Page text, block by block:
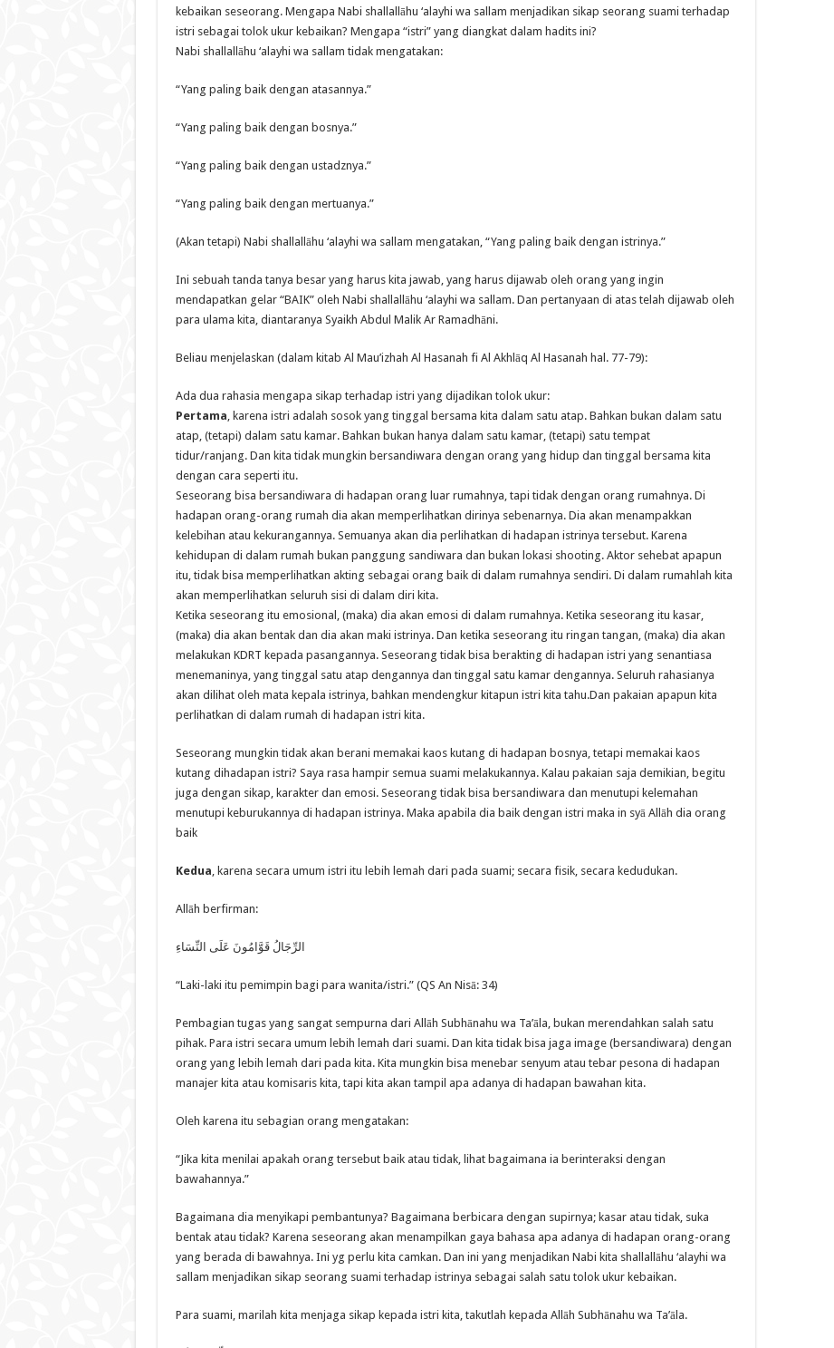
kebaikan seseorang. Mengapa Nabi shallallāhu ‘alayhi wa sallam menjadikan sikap seorang suami terhadap
istri sebagai tolok ukur kebaikan? Mengapa “istri” yang diangkat dalam hadits ini?
Nabi shallallāhu ‘alayhi wa sallam tidak mengatakan:
“Yang paling baik dengan atasannya.”
“Yang paling baik dengan bosnya.”
“Yang paling baik dengan ustadznya.”
“Yang paling baik dengan mertuanya.”
(Akan tetapi) Nabi shallallāhu ‘alayhi wa sallam mengatakan, “Yang paling baik dengan istrinya.”
Ini sebuah tanda tanya besar yang harus kita jawab, yang harus dijawab oleh orang yang ingin
mendapatkan gelar “BAIK” oleh Nabi shallallāhu ‘alayhi wa sallam. Dan pertanyaan di atas telah dijawab oleh
para ulama kita, diantaranya Syaikh Abdul Malik Ar Ramadhāni.
Beliau menjelaskan (dalam kitab Al Mau’izhah Al Hasanah fi Al Akhlāq Al Hasanah hal. 77-79):
Ada dua rahasia mengapa sikap terhadap istri yang dijadikan tolok ukur:
Pertama, karena istri adalah sosok yang tinggal bersama kita dalam satu atap. Bahkan bukan dalam satu
atap, (tetapi) dalam satu kamar. Bahkan bukan hanya dalam satu kamar, (tetapi) satu tempat
tidur/ranjang. Dan kita tidak mungkin bersandiwara dengan orang yang hidup dan tinggal bersama kita
dengan cara seperti itu.
Seseorang bisa bersandiwara di hadapan orang luar rumahnya, tapi tidak dengan orang rumahnya. Di
hadapan orang-orang rumah dia akan memperlihatkan dirinya sebenarnya. Dia akan menampakkan
kelebihan atau kekurangannya. Semuanya akan dia perlihatkan di hadapan istrinya tersebut. Karena
kehidupan di dalam rumah bukan panggung sandiwara dan bukan lokasi shooting. Aktor sehebat apapun
itu, tidak bisa memperlihatkan akting sebagai orang baik di dalam rumahnya sendiri. Di dalam rumahlah kita
akan memperlihatkan seluruh sisi di dalam diri kita.
Ketika seseorang itu emosional, (maka) dia akan emosi di dalam rumahnya. Ketika seseorang itu kasar,
(maka) dia akan bentak dan dia akan maki istrinya. Dan ketika seseorang itu ringan tangan, (maka) dia akan
melakukan KDRT kepada pasangannya. Seseorang tidak bisa berakting di hadapan istri yang senantiasa
menemaninya, yang tinggal satu atap dengannya dan tinggal satu kamar dengannya. Seluruh rahasianya
akan dilihat oleh mata kepala istrinya, bahkan mendengkur kitapun istri kita tahu.Dan pakaian apapun kita
perlihatkan di dalam rumah di hadapan istri kita.
Seseorang mungkin tidak akan berani memakai kaos kutang di hadapan bosnya, tetapi memakai kaos
kutang dihadapan istri? Saya rasa hampir semua suami melakukannya. Kalau pakaian saja demikian, begitu
juga dengan sikap, karakter dan emosi. Seseorang tidak bisa bersandiwara dan menutupi kelemahan
menutupi keburukannya di hadapan istrinya. Maka apabila dia baik dengan istri maka in syā Allāh dia orang
baik
Kedua, karena secara umum istri itu lebih lemah dari pada suami; secara fisik, secara kedudukan.
Allāh berfirman:
الرِّجَالُ قَوَّامُونَ عَلَى النِّسَاءِ
“Laki-laki itu pemimpin bagi para wanita/istri.” (QS An Nisā: 34)
Pembagian tugas yang sangat sempurna dari Allāh Subhānahu wa Ta’āla, bukan merendahkan salah satu
pihak. Para istri secara umum lebih lemah dari suami. Dan kita tidak bisa jaga image (bersandiwara) dengan
orang yang lebih lemah dari pada kita. Kita mungkin bisa menebar senyum atau tebar pesona di hadapan
manajer kita atau komisaris kita, tapi kita akan tampil apa adanya di hadapan bawahan kita.
Oleh karena itu sebagian orang mengatakan:
“Jika kita menilai apakah orang tersebut baik atau tidak, lihat bagaimana ia berinteraksi dengan
bawahannya.”
Bagaimana dia menyikapi pembantunya? Bagaimana berbicara dengan supirnya; kasar atau tidak, suka
bentak atau tidak? Karena seseorang akan menampilkan gaya bahasa apa adanya di hadapan orang-orang
yang berada di bawahnya. Ini yg perlu kita camkan. Dan ini yang menjadikan Nabi kita shallallāhu ‘alayhi wa
sallam menjadikan sikap seorang suami terhadap istrinya sebagai salah satu tolok ukur kebaikan.
Para suami, marilah kita menjaga sikap kepada istri kita, takutlah kepada Allāh Subhānahu wa Ta’āla.